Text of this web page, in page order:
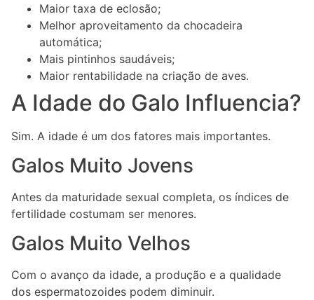
Maior taxa de eclosão;
Melhor aproveitamento da chocadeira
automática;
Mais pintinhos saudáveis;
Maior rentabilidade na criação de aves.
A Idade do Galo Influencia?
Sim. A idade é um dos fatores mais importantes.
Galos Muito Jovens
Antes da maturidade sexual completa, os índices de
fertilidade costumam ser menores.
Galos Muito Velhos
Com o avanço da idade, a produção e a qualidade
dos espermatozoides podem diminuir.